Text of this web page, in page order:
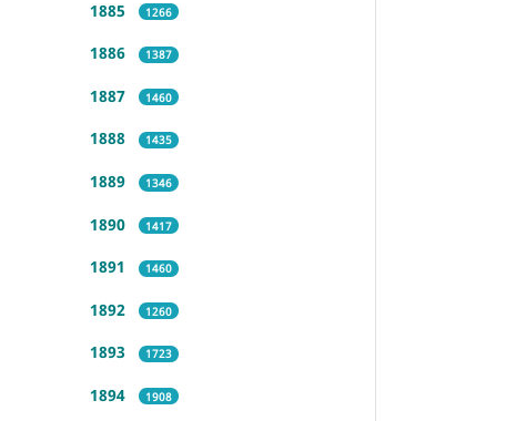
1885 1266
1886 1387
1887 1460
1888 1435
1889 1346
1890 1417
1891 1460
1892 1260
1893 1723
1894 1908